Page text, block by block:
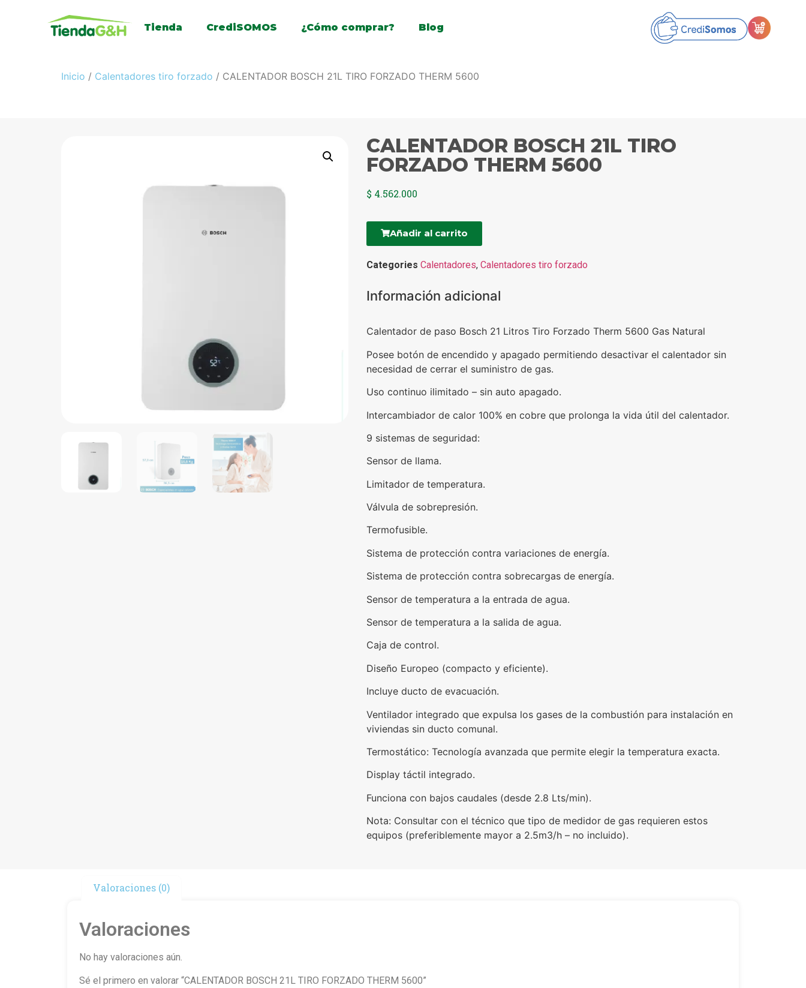
Tienda CrediSOMOS ¿Cómo comprar? Blog
Inicio / Calentadores tiro forzado / CALENTADOR BOSCH 21L TIRO FORZADO THERM 5600
CALENTADOR BOSCH 21L TIRO
FORZADO THERM 5600
$ 4.562.000
Añadir al carrito
Categories Calentadores, Calentadores tiro forzado
Información adicional
Calentador de paso Bosch 21 Litros Tiro Forzado Therm 5600 Gas Natural
Posee botón de encendido y apagado permitiendo desactivar el calentador sin
necesidad de cerrar el suministro de gas.
Uso continuo ilimitado – sin auto apagado.
Intercambiador de calor 100% en cobre que prolonga la vida útil del calentador.
9 sistemas de seguridad:
Sensor de llama.
Limitador de temperatura.
Válvula de sobrepresión.
Termofusible.
Sistema de protección contra variaciones de energía.
Sistema de protección contra sobrecargas de energía.
Sensor de temperatura a la entrada de agua.
Sensor de temperatura a la salida de agua.
Caja de control.
Diseño Europeo (compacto y eficiente).
Incluye ducto de evacuación.
Ventilador integrado que expulsa los gases de la combustión para instalación en
viviendas sin ducto comunal.
Termostático: Tecnología avanzada que permite elegir la temperatura exacta.
Display táctil integrado.
Funciona con bajos caudales (desde 2.8 Lts/min).
Nota: Consultar con el técnico que tipo de medidor de gas requieren estos
equipos (preferiblemente mayor a 2.5m3/h – no incluido).
Valoraciones (0)
Valoraciones
No hay valoraciones aún.
Sé el primero en valorar “CALENTADOR BOSCH 21L TIRO FORZADO THERM 5600”